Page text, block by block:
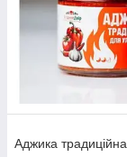
Аджика